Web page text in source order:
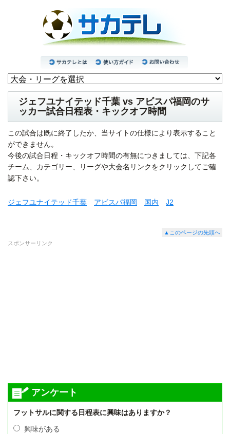
ジェフユナイテッド千葉 vs アビスパ福岡のサ
ッカー試合日程表・キックオフ時間
この試合は既に終了したか、当サイトの仕様により表示すること
ができません。
今後の試合日程・キックオフ時間の有無につきましては、下記各
チーム、カテゴリー、リーグや大会名リンクをクリックしてご確
認下さい。
ジェフユナイテッド千葉 アビスパ福岡 国内 J2
▲このページの先頭へ
スポンサーリンク
アンケート
フットサルに関する日程表に興味はありますか？
興味がある